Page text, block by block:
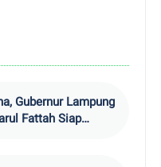
Gubernur Lampung
Fattah Siap